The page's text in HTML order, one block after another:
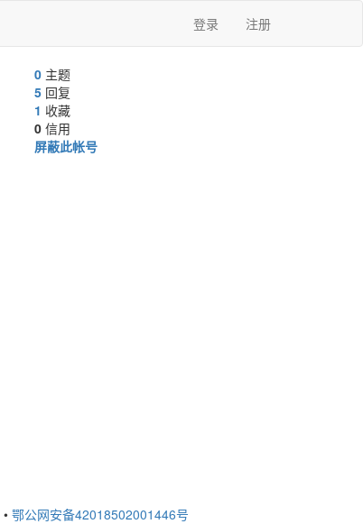
登录 注册
0主题
5回复
1 收藏
0信用
屏蔽此帐号
• 鄂公网安备42018502001446号